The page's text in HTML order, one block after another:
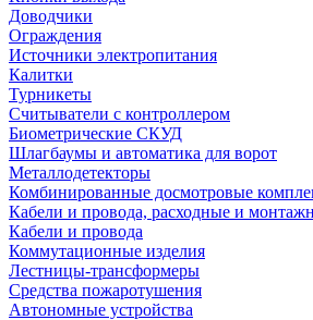
Доводчики
Ограждения
Источники электропитания
Калитки
Турникеты
Считыватели с контроллером
Биометрические СКУД
Шлагбаумы и автоматика для ворот
Металлодетекторы
Комбинированные досмотровые
Кабели и провода, расходные и
Кабели и провода
Коммутационные изделия
Лестницы-трансформеры
Средства пожаротушения
Автономные устройства